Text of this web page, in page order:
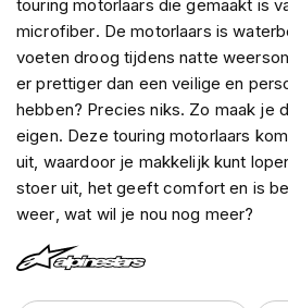
d
v
e
n
t
u
r
h
e
l
e
touring motorlaars die gemaakt is
microfiber. De motorlaars is
voeten droog tijdens natte
er prettiger dan een veilige en
hebben? Precies niks. Zo maak je
eigen. Deze touring motorlaars
uit, waardoor je makkelijk kunt
stoer uit, het geeft comfort en is
weer, wat wil je nou nog meer?